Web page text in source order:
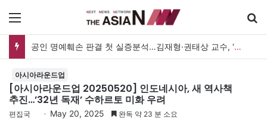
메뉴
공인 명예훼손 판결 첫 실증분석…김재형·권태상 교수, ‘공인 보도준칙’ 제안도
아시아라운드업
[아시아라운드업 20250520] 인도네시아, 새 역사책
추진…’32년 독재’ 수하르토 미화 우려
편집국 May 20, 2025 완독 약 23 분 소요